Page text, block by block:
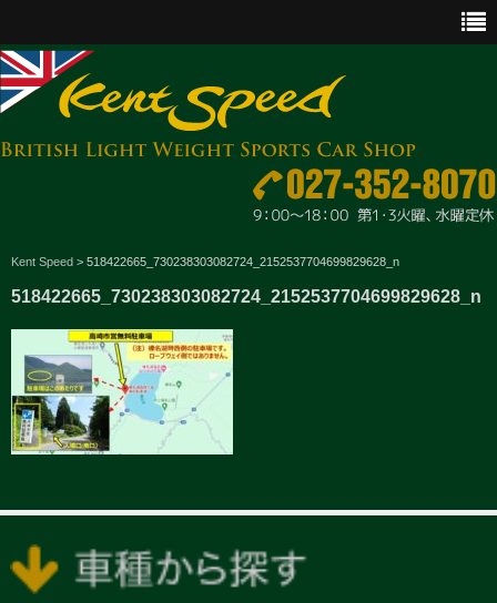
CAR SALES
PARTS
ENGINE MAINTENANCE
OTHER WORKS
GOODS & ACCESSORIES
Kent Speed > 518422665_730238303082724_2152537704699829628_n
518422665_730238303082724_2152537704699829628_n